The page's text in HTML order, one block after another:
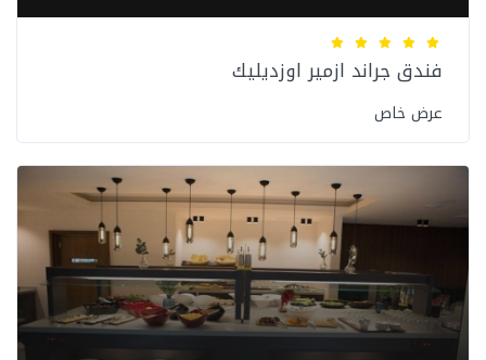
فندق جراند ازمير اوزديليك
عرض خاص